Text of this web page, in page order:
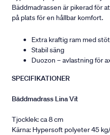
Bäddmadrassen är pikerad för
på plats för en hållbar komfort.
Extra kraftig ram med
Stabil säng
Duozon – avlastning för
SPECIFIKATIONER
Bäddmadrass Lina Vit
Tjocklek: ca 8 cm
Kärna: Hypersoft polyeter 45